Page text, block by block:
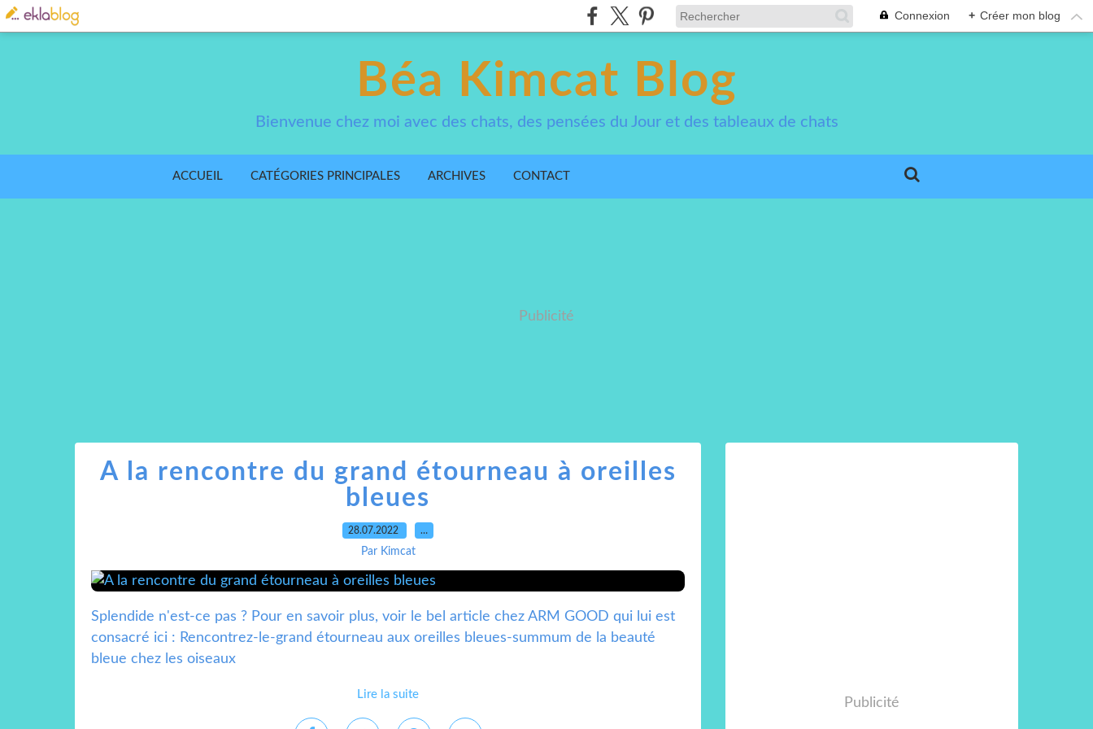
Connexion + Créer mon blog
Béa Kimcat Blog
Bienvenue chez moi avec des chats, des pensées du Jour et des tableaux de chats
ACCUEIL CATÉGORIES PRINCIPALES ARCHIVES CONTACT
Publicité
A la rencontre du grand étourneau à oreilles
bleues
28.07.2022 …
Par Kimcat
Splendide n'est-ce pas ? Pour en savoir plus, voir le bel article chez ARM GOOD qui lui est
consacré ici : Rencontrez-le-grand étourneau aux oreilles bleues-summum de la beauté
bleue chez les oiseaux
Lire la suite
Publicité